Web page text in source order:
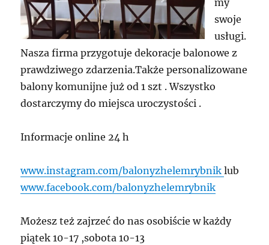
my
swoje
usługi.
Nasza firma przygotuje dekoracje balonowe z
prawdziwego zdarzenia.Także personalizowane
balony komunijne już od 1 szt . Wszystko
dostarczymy do miejsca uroczystości .
Informacje online 24 h
www.instagram.com/balonyzhelemrybniklub
www.facebook.com/balonyzhelemrybnik
Możesz też zajrzeć do nas osobiście w każdy
piątek 10-17 ,sobota 10-13